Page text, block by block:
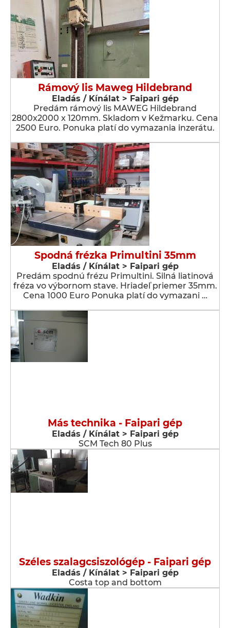
Rámový lis Maweg Hildebrand
Eladás / Kínálat > Faipari gép
Predám rámový lis MAWEG Hildebrand
2800x2000 x 120mm. Skladom v Kežmarku. Cena
2500 Euro. Ponuka platí do vymazania inzerátu.
Spodná frézka Primultini 35mm
Eladás / Kínálat > Faipari gép
Predám spodnú frézu Primultini. Silná liatinová
fréza vo výbornom stave. Hriadeľ priemer 35mm.
Cena 1000 Euro Ponuka platí do vymazani …
Más technika - Faipari gép
Eladás / Kínálat > Faipari gép
SCM Tech 80 Plus
Széles szalagcsiszológép - Faipari gép
Eladás / Kínálat > Faipari gép
Costa top and bottom